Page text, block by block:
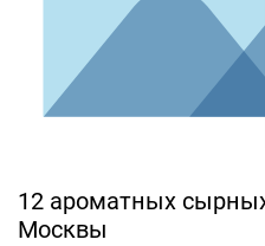
12 ароматных
Москвы